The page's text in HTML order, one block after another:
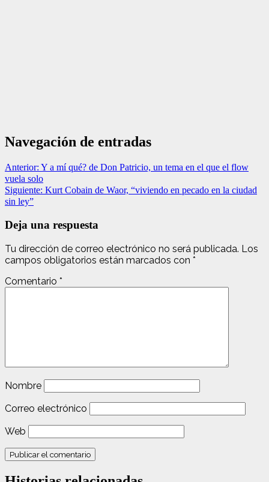
Navegación de entradas
Anterior: Y a mí qué? de Don Patricio, un tema en el que el flow
vuela solo
Siguiente: Kurt Cobain de Waor, “viviendo en pecado en la ciudad
sin ley”
Deja una respuesta
Tu dirección de correo electrónico no será publicada. Los
campos obligatorios están marcados con *
Comentario *
Nombre
Correo electrónico
Web